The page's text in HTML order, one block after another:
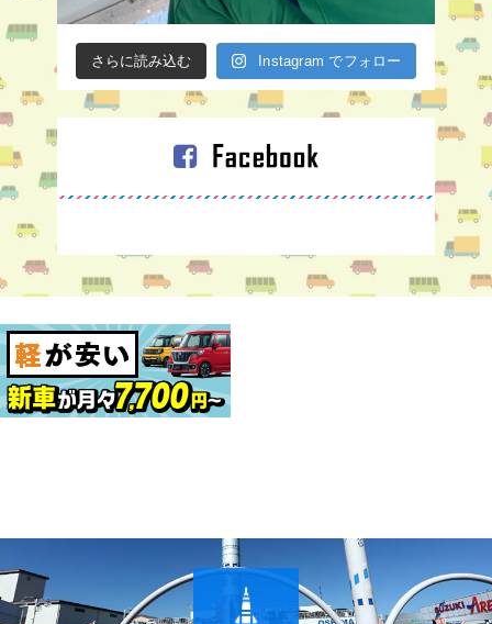
さらに読み込む Instagram でフォロー